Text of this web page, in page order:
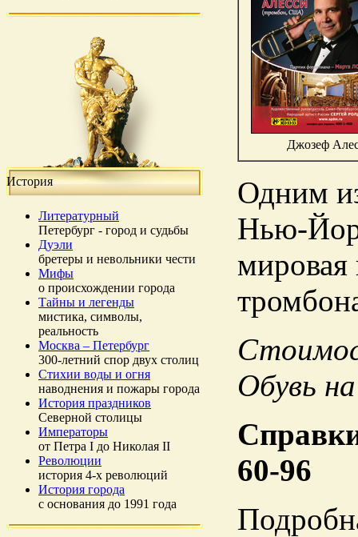
История
Литературный
Петербург - город и судьбы
Дуэли
бретеры и невольники чести
Мифы
о происхождении города
Тайны и легенды
мистика, символы,
реальность
Москва – Петербург
300-летний спор двух столиц
Стихии воды и огня
наводнения и пожары города
История праздников
Северной столицы
Императоры
от Петра I до Николая II
Революции
история 4-х революций
История города
с основания до 1991 года
Джозеф
Одним
Нью-
мировая
Обувь
60-96